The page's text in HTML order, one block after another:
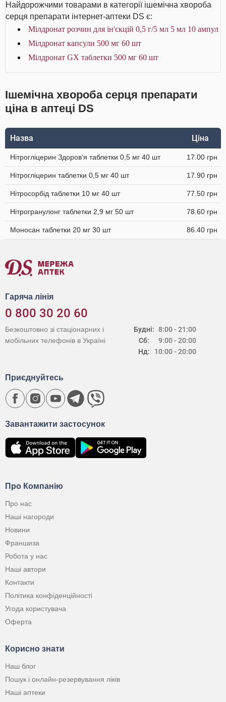
Найдорожчими товарами в категорії ішемічна хвороба
серця препарати інтернет-аптеки DS є:
Мілдронат розчин для ін'єкцій 0,5 г/5 мл 5 мл 10 ампул
Мілдронат капсули 500 мг 60 шт
Мілдронат GX таблетки 500 мг 60 шт
Ішемічна хвороба серця препарати
ціна в аптеці DS
Назва Ціна
Нітрогліцерин Здоров'я таблетки 0,5 мг 40 шт 17.00 грн
Нітрогліцерин таблетки 0,5 мг 40 шт 17.90 грн
Нітросорбід таблетки 10 мг 40 шт 77.50 грн
Нітрогранулонг таблетки 2,9 мг 50 шт 78.60 грн
Моносан таблетки 20 мг 30 шт 86.40 грн
Гаряча лінія
0 800 30 20 60
Будні:
Сб:
Нд:
8:00 - 21:00
9:00 - 20:00
10:00 - 20:00
Безкоштовно зі стаціонарних і
мобільних телефонів в Україні
Про Компанію
Про нас
Наші нагороди
Новини
Франшиза
Робота у нас
Наші автори
Контакти
Політика конфіденційності
Угода користувача
Оферта
Корисно знати
Наш блог
Пошук і онлайн-резервування ліків
Наші аптеки
Завантажити застосунок
Приєднуйтесь